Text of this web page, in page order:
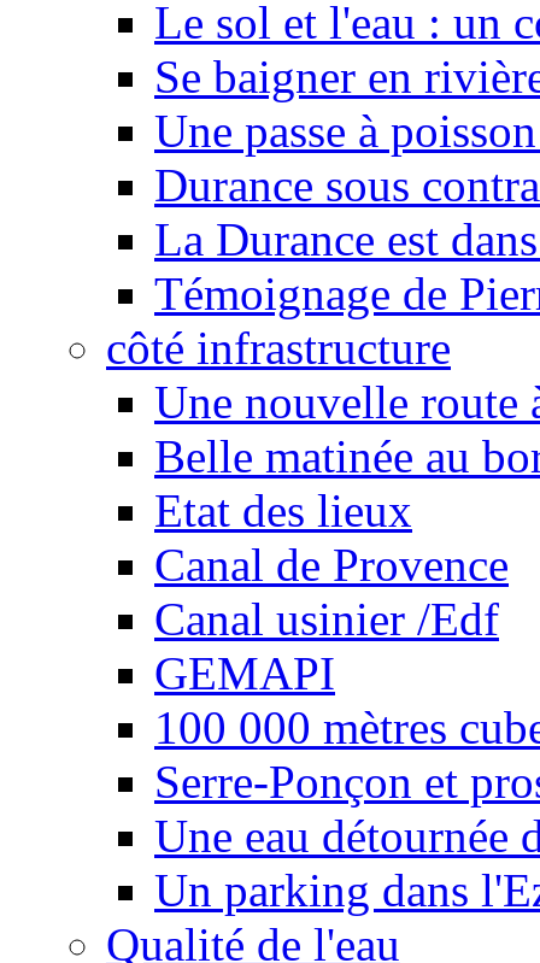
Le sol et l'eau : un
Se baigner en
Une passe à
Durance sous
La Durance est
Témoignage de
côté infrastructure
Une nouvelle route
Belle matinée au
Etat des lieux
Canal de Provence
Canal usinier /Edf
GEMAPI
100 000 mètres
Serre-Ponçon et
Une eau détournée
Un parking dans
Qualité de l'eau